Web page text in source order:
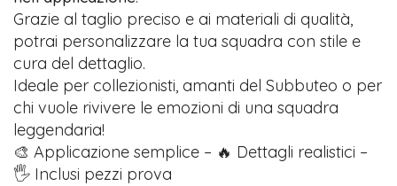
Grazie al taglio preciso e ai materiali di qualità,
potrai personalizzare la tua squadra con stile e
cura del dettaglio.
Ideale per collezionisti, amanti del Subbuteo o per
chi vuole rivivere le emozioni di una squadra
leggendaria!
🎨 Applicazione semplice – 🔥 Dettagli realistici –
🖐️ Inclusi pezzi prova